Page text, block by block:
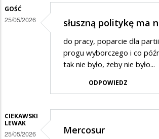
GOŚĆ
25/05/2026 słuszną politykę ma
do pracy, poparcie dla
progu wyborczego i co
tak nie było, żeby nie było...
ODPOWIEDZ
CIEKAWSKI
LEWAK
25/05/2026 Mercosur